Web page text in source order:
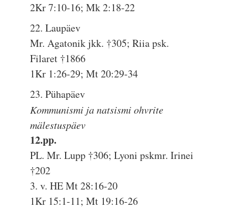
2Kr 7:10-16; Mk 2:18-22
22. Laupäev
Mr. Agatonik jkk. †305; Riia psk.
Filaret †1866
1Kr 1:26-29; Mt 20:29-34
23. Pühapäev
Kommunismi ja natsismi ohvrite
mälestuspäev
12.pp.
PL. Mr. Lupp †306; Lyoni pskmr. Irinei
†202
3. v. HE Mt 28:16-20
1Kr 15:1-11; Mt 19:16-26